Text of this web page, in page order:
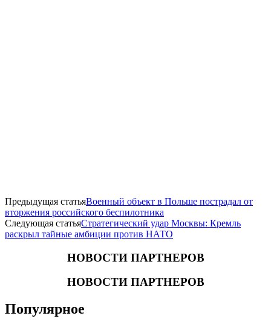
Предыдущая статьяВоенный объект в Польше пострадал от
вторжения российского беспилотника
Следующая статьяСтратегический удар Москвы: Кремль
раскрыл тайные амбиции против НАТО
НОВОСТИ ПАРТНЕРОВ
НОВОСТИ ПАРТНЕРОВ
Популярное